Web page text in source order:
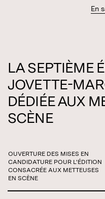
En
LA SEPTIÈME
JOVETTE-
DÉDIÉE AUX
SCÈNE
OUVERTURE DES MISES EN
CANDIDATURE POUR L'ÉDITION
CONSACRÉE AUX METTEUSES
EN SCÈNE